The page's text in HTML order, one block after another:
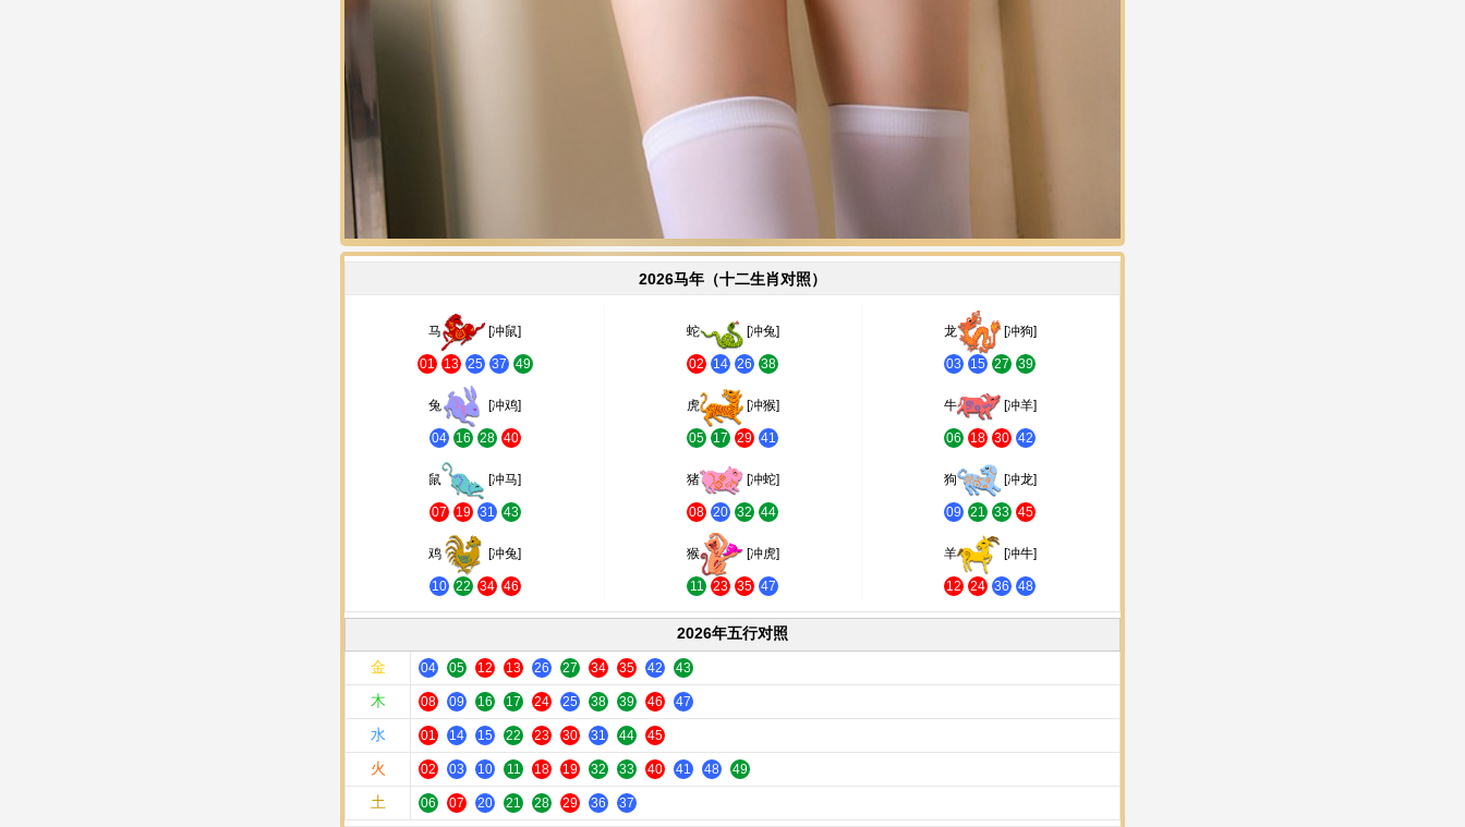
2026马年（十二生肖对照）
马 [冲鼠]
01 13 25 37 49
蛇 [冲兔]
02 14 26 38
龙 [冲狗]
03 15 27 39
兔 [冲鸡]
04 16 28 40
虎 [冲猴]
05 17 29 41
牛 [冲羊]
06 18 30 42
鼠 [冲马]
07 19 31 43
猪 [冲蛇]
08 20 32 44
狗 [冲龙]
09 21 33 45
鸡 [冲兔]
10 22 34 46
猴 [冲虎]
11 23 35 47
羊 [冲牛]
12 24 36 48
2026年五行对照
金
04 05 12 13 26 27 34 35 42 43
木 08 09 16 17 24 25 38 39 46 47
水 01 14 15 22 23 30 31 44 45
火 02 03 10 11 18 19 32 33 40 41 48 49
土 06 07 20 21 28 29 36 37